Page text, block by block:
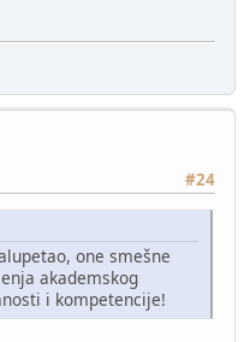
#24
one smešne
akademskog
i kompetencije!